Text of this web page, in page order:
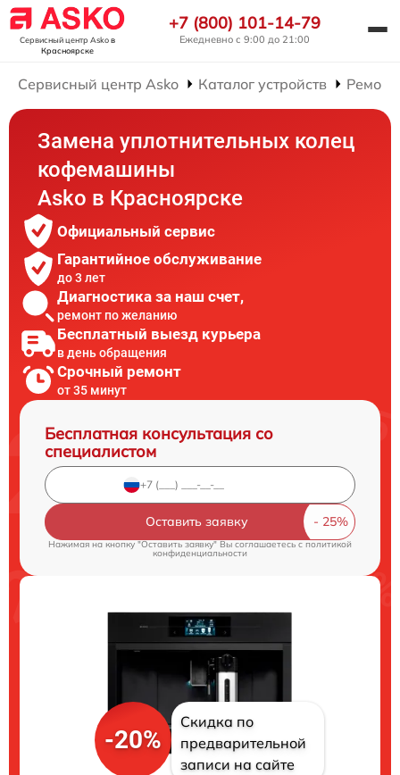
Сервисный центр Askoв
Красноярске
+7 (800) 101-14-79
Ежедневно с 9:00 до 21:00
Сервисный центр Asko Каталог устройств
Замена уплотнительных колец
кофемашины
Asko в Красноярске
Официальный сервис
Гарантийное обслуживание
до 3 лет
Диагностика за наш счет,
ремонт по желанию
Бесплатный выезд курьера
в день обращения
Срочный ремонт
от 35 минут
Бесплатная консультация со
специалистом
Оставить заявку
Нажимая на кнопку "Оставить заявку" Вы соглашаетесь cполитикой
конфиденциальности
-20%
Скидка по
предварительной
записи на сайте